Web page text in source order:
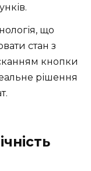
що
стан з
кнопки
рішення